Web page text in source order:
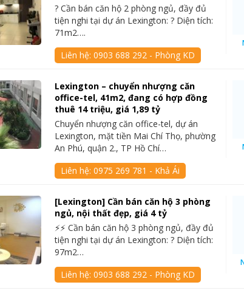
? Cần bán căn hộ 2 phòng ngủ, đầy đủ
tiện nghi tại dự án Lexington: ? Diện tích:
71m2….
Liên hệ:0903 688 292 - Phòng KD
Lexington – chuyển nhượng căn
office-tel, 41m2, đang có hợp đồng
thuê 14 triệu, giá 1,89 tỷ
Chuyển nhượng căn office-tel, dự án
Lexington, mặt tiền Mai Chí Thọ, phường
An Phú, quận 2., TP Hồ Chí…
Liên hệ:0975 269 781 - Khả Ái
[Lexington] Cần bán căn hộ 3 phòng
ngủ, nội thất đẹp, giá 4 tỷ
⚡⚡ Cần bán căn hộ 3 phòng ngủ, đầy đủ
tiện nghi tại dự án Lexington: ? Diện tích:
97m2…
Liên hệ:0903 688 292 - Phòng KD